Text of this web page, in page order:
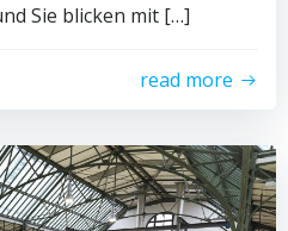
Sie blicken mit […]
read more